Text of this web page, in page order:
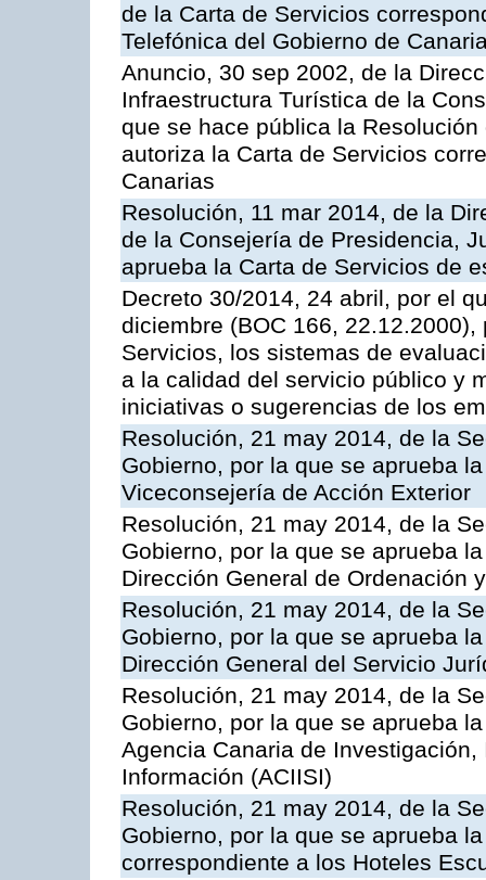
de la Carta de Servicios
Telefónica del Gobierno de
Anuncio, 30 sep 2002, de la
Infraestructura Turística de la
que se hace pública la
autoriza la Carta de Servicios
Canarias
Resolución, 11 mar 2014, de la
de la Consejería de Presidencia,
aprueba la Carta de Servicios de
Decreto 30/2014, 24 abril, por el
diciembre (BOC 166,
Servicios, los sistemas de
a la calidad del servicio público y
iniciativas o sugerencias de los
Resolución, 21 may 2014, de la
Gobierno, por la que se aprueba
Viceconsejería de Acción Exterior
Resolución, 21 may 2014, de la
Gobierno, por la que se aprueba
Dirección General de Ordenación
Resolución, 21 may 2014, de la
Gobierno, por la que se aprueba
Dirección General del Servicio
Resolución, 21 may 2014, de la
Gobierno, por la que se aprueba
Agencia Canaria de
Información (ACIISI)
Resolución, 21 may 2014, de la
Gobierno, por la que se aprueba
correspondiente a los Hoteles